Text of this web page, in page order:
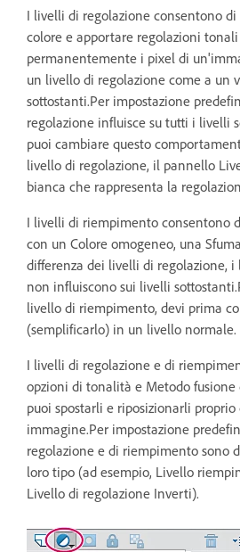
I livelli di regolazione consentono
colore e apportare regolazioni
permanentemente i pixel di
un livello di regolazione come a un
sottostanti.Per impostazione
regolazione influisce su tutti i livelli
puoi cambiare questo
livello di regolazione, il pannello
bianca che rappresenta la
I livelli di riempimento consentono
con un Colore omogeneo, una
differenza dei livelli di regolazione,
non influiscono sui livelli
livello di riempimento, devi prima
(semplificarlo) in un livello normale.
I livelli di regolazione e di
opzioni di tonalità e Metodo
puoi spostarli e riposizionarli
immagine.Per impostazione
regolazione e di riempimento sono
loro tipo (ad esempio, Livello
Livello di regolazione Inverti).